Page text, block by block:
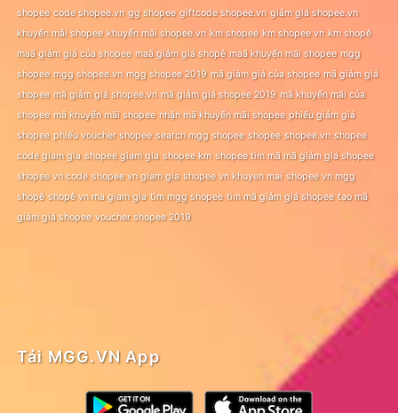
shopee code shopee.vn gg shopee giftcode shopee.vn giảm giá shopee.vn
khuyến mãi shopee khuyến mãi shopee.vn km shopee km shopee vn km shopê
maã giảm giá của shopee maã giảm giá shopê maã khuyến mãi shopee mgg
shopee mgg shopee.vn mgg shopee 2019 mã giảm giá của shopee mã giảm giá
shopee mã giảm giá shopee.vn mã giảm giá shopee 2019 mã khuyến mãi của
shopee mã khuyến mãi shopee nhận mã khuyến mãi shopee phiếu giảm giá
shopee phiếu voucher shopee search mgg shopee shopee shopee.vn shopee
code giam gia shopee giam gia shopee km shopee tìm mã mã giảm giá shopee
shopee vn code shopee vn giam gia shopee vn khuyen mai shopee vn mgg
shopê shopê vn ma giam gia tìm mgg shopee tìm mã giảm giá shopee tạo mã
giảm giá shopee voucher shopee 2019
Tải MGG.VN App